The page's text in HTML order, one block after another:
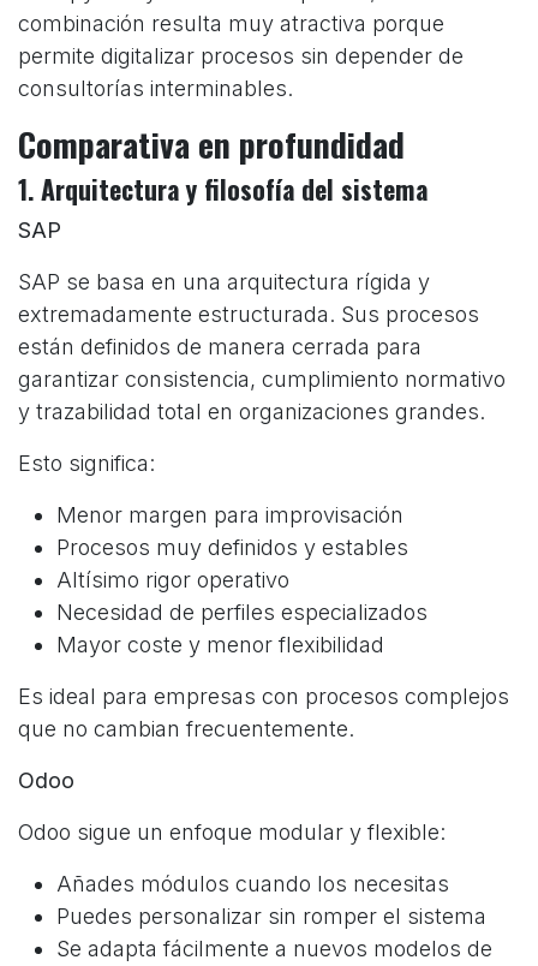
combinación resulta muy atractiva porque
permite digitalizar procesos sin depender de
consultorías interminables.
Comparativa en profundidad
1. Arquitectura y filosofía del sistema
SAP
SAP se basa en una arquitectura rígida y
extremadamente estructurada. Sus procesos
están definidos de manera cerrada para
garantizar consistencia, cumplimiento normativo
y trazabilidad total en organizaciones grandes.
Esto significa:
Menor margen para improvisación
Procesos muy definidos y estables
Altísimo rigor operativo
Necesidad de perfiles especializados
Mayor coste y menor flexibilidad
Es ideal para empresas con procesos complejos
que no cambian frecuentemente.
Odoo
Odoo sigue un enfoque modular y flexible:
Añades módulos cuando los necesitas
Puedes personalizar sin romper el sistema
Se adapta fácilmente a nuevos modelos de